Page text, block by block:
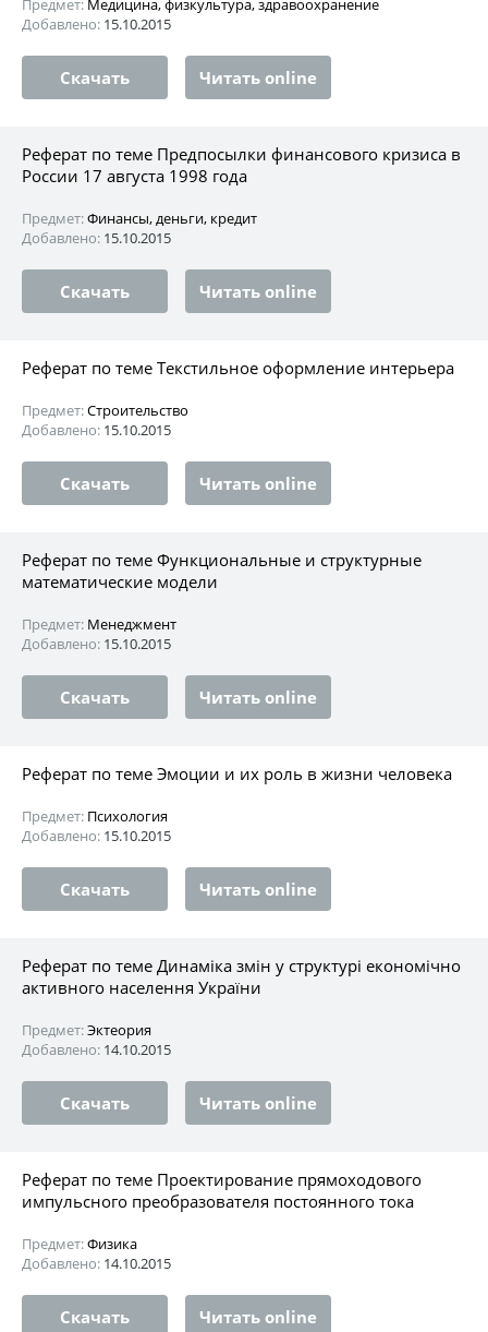
Предмет: Медицина, физкультура, здравоохранение
Добавлено: 15.10.2015
Скачать Читать online
Реферат по теме Предпосылки финансового кризиса в
России 17 августа 1998 года
Предмет:Финансы, деньги, кредит
Добавлено: 15.10.2015
Скачать Читать online
Реферат по теме Текстильное оформление интерьера
Предмет:Строительство
Добавлено: 15.10.2015
Скачать Читать online
Реферат по теме Функциональные и структурные
математические модели
Предмет: Менеджмент
Добавлено: 15.10.2015
Скачать Читать online
Реферат по теме Эмоции и их роль в жизни человека
Предмет: Психология
Добавлено: 15.10.2015
Скачать Читать online
Реферат по теме Динаміка змін у структурі економічно
активного населення України
Предмет:Эктеория
Добавлено: 14.10.2015
Скачать Читать online
Реферат по теме Проектирование прямоходового
импульсного преобразователя постоянного тока
Предмет:Физика
Добавлено: 14.10.2015
Скачать Читать online